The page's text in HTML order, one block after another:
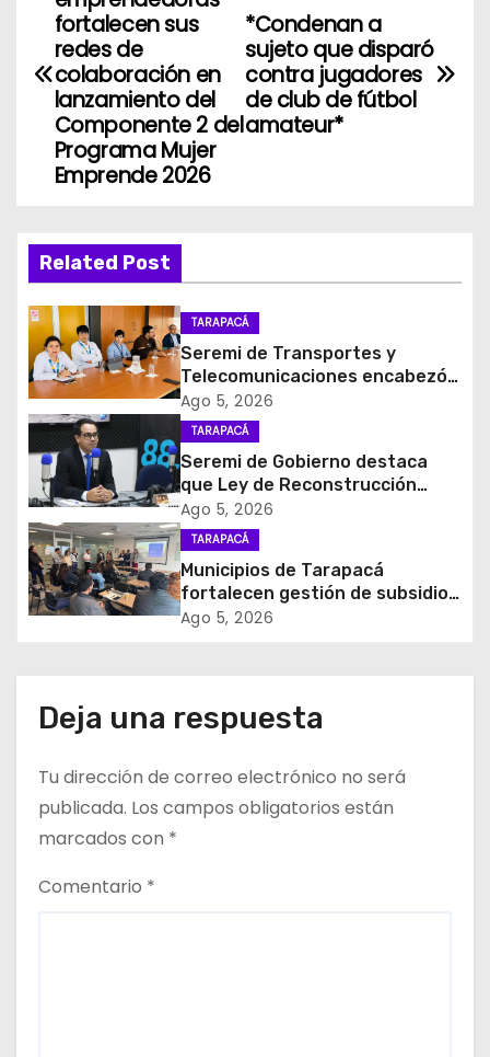
v
c
i
ó
n
d
e
e
n
t
a
d
a
s
*Condenan a
sujeto que disparó
contra jugadores
de club de fútbol
amateur*
fortalecen sus
redes de
colaboración en
lanzamiento del
Componente 2 del
Programa Mujer
Emprende 2026
Related Post
TARAPACÁ
Seremi de Transportes y
Telecomunicaciones encabezó
primera mesa de coordinación
para el retiro de cables en
desuso en Iquique
Ago 5, 2026
TARAPACÁ
Seremi de Gobierno destaca
que Ley de Reconstrucción
Nacional impulsará la inversión
y el empleo en Tarapacá
Ago 5, 2026
TARAPACÁ
Municipios de Tarapacá
fortalecen gestión de subsidios
de agua potable en jornada
Ago 5, 2026
Deja una respuesta
Tu dirección de correo electrónico no será
publicada. Los campos obligatorios están
marcados con *
Comentario *